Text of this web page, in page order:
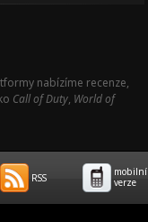
nabízíme recenze,
Call of Duty, World of
RSS
mobilní
verze